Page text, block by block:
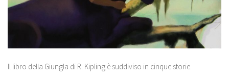
Il libro della Giungla di R. Kipling è suddiviso in cinque storie.